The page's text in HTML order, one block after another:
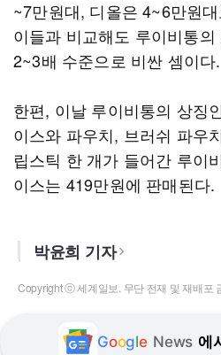
~7만원대, 디올은 4~6만원
이들과 비교해도 루이비통
2~3배 수준으로 비싼 셈이다.
한편, 이날 루이비통의 상징
이스와 파우치, 브러쉬 파우
립스틱 한 개가 들어간 루이
이스는 419만원에 판매된다.
박윤희 기자
Copyright ⓒ 세계일보. 무단 전재 및 재배포
Google News 에